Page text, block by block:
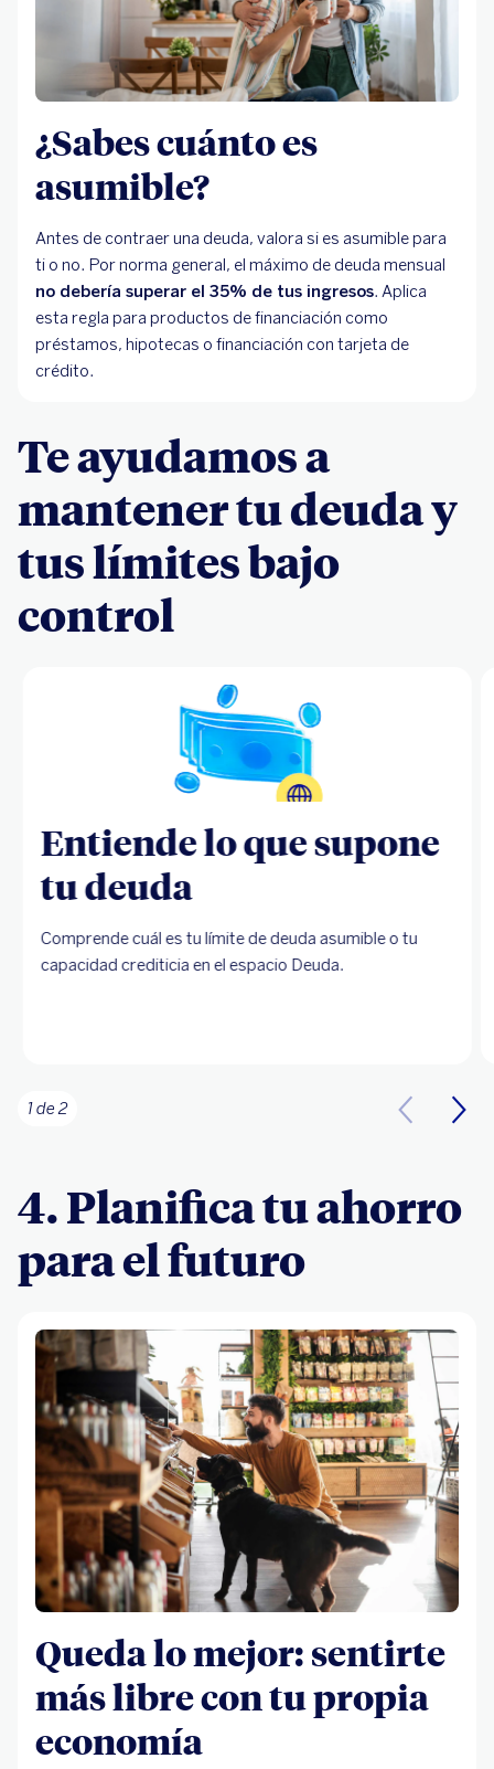
¿Sabes cuánto es
asumible?
Antes de contraer una deuda, valora si es asumible para
ti o no. Por norma general, el máximo de deuda mensual
no debería superar el 35% de tus ingresos. Aplica
esta regla para productos de financiación como
préstamos, hipotecas o financiación con tarjeta de
crédito.
Te ayudamos a
mantener tu deuda y
tus límites bajo
control
Entiende lo que supone
tu deuda
Comprende cuál es tu límite de deuda asumible o tu
capacidad crediticia en el espacio Deuda.
1 de 2
4. Planifica tu ahorro
para el futuro
Queda lo mejor: sentirte
más libre con tu propia
economía